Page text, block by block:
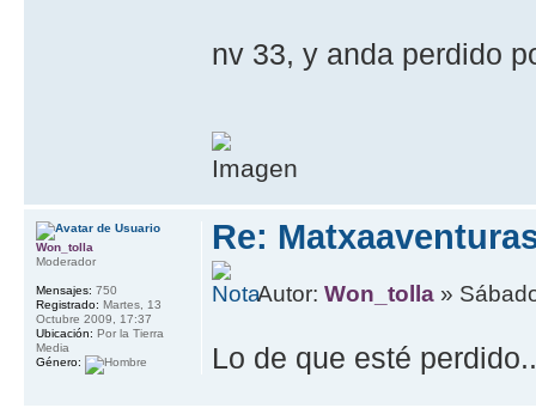
nv 33, y anda perdido
Re:
Autor:Won_tolla »
Lo de que esté
Won_tolla
Moderador
Mensajes: 750
Registrado: Martes, 13
Octubre 2009, 17:37
Ubicación: Por la Tierra
Media
Género: